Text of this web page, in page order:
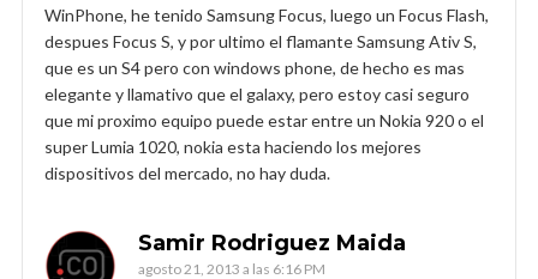
WinPhone, he tenido Samsung Focus, luego un Focus Flash,
despues Focus S, y por ultimo el flamante Samsung Ativ S,
que es un S4 pero con windows phone, de hecho es mas
elegante y llamativo que el galaxy, pero estoy casi seguro
que mi proximo equipo puede estar entre un Nokia 920 o el
super Lumia 1020, nokia esta haciendo los mejores
dispositivos del mercado, no hay duda.
Samir Rodriguez Maida
agosto 21, 2013 a las 6:16 PM